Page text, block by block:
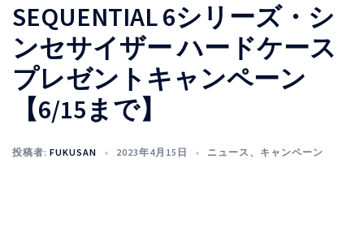
SEQUENTIAL 6シリーズ・シ
ンセサイザー ハードケース
プレゼントキャンペーン
【6/15まで】
投稿者: FUKUSAN 2023年4月15日 ニュース 、 キャンペーン